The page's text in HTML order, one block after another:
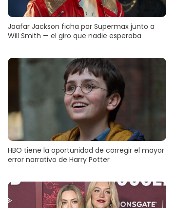
Jaafar Jackson ficha por Supermax junto a
Will Smith — el giro que nadie esperaba
HBO tiene la oportunidad de corregir el mayor
error narrativo de Harry Potter